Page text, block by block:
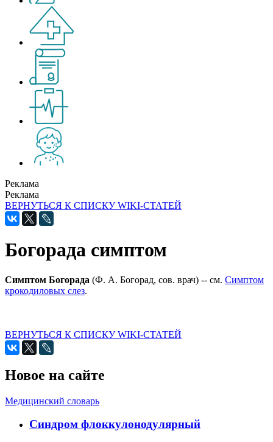
Реклама
Реклама
ВЕРНУТЬСЯ К СПИСКУ WIKI-СТАТЕЙ
Богорада симптом
Симптом Богорада (Ф. А. Богорад, сов. врач) -- см. Симптом
крокодиловых слез.
ВЕРНУТЬСЯ К СПИСКУ WIKI-СТАТЕЙ
Новое на сайте
Медицинский словарь
Cиндром флоккулонодулярный